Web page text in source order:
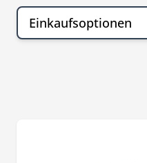
Einkaufsoptionen